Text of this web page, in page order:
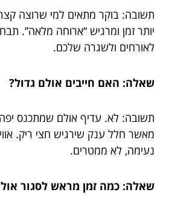
תשובה: בוקר מתאים למי שרוצה קצר
יותר זמן ומרגיש “ארוחה מלאה”.
לאורחים ולשגרה שלכם.
שאלה: האם חייבים אולם גדול?
תשובה: לא. עדיף אולם שמתכנס
מאשר חלל ענק שירגיש חצי ריק.
נעימה, לא ממטרים.
שאלה: כמה זמן מראש לסגור